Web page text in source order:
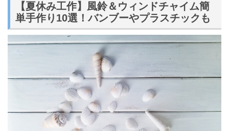
【夏休み工作】風鈴＆ウィンドチャイム簡
単手作り10選！バンブーやプラスチックも